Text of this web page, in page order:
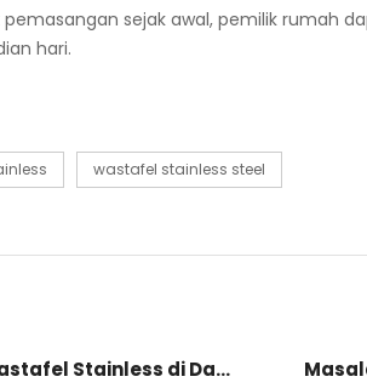
sejak awal, pemilik rumah
hari.
wastafel stainless steel
Kesalahan Memilih Wastafel Stainless di Dapur Rumah